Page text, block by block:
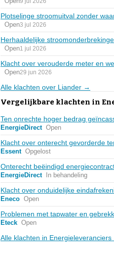
Plotselinge stroomuitval zonder
Open3 jul 2026
Herhaaldelijke
Open1 jul 2026
Klacht over verouderde meter en
Open29 jun 2026
Alle klachten over Liander →
Vergelijkbare klachten in
Ten onrechte hoger bedrag
EnergieDirect Open
Klacht over onterecht gevorderde
Essent Opgelost
Onterecht beëindigd
EnergieDirect In behandeling
Klacht over onduidelijke
Eneco Open
Problemen met tapwater en
Eteck Open
Alle klachten in